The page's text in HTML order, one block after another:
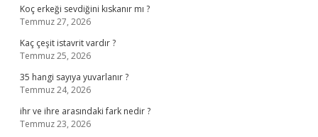
Koç erkeği sevdiğini kıskanır mı ?
Temmuz 27, 2026
Kaç çeşit istavrit vardır ?
Temmuz 25, 2026
35 hangi sayıya yuvarlanır ?
Temmuz 24, 2026
ihr ve ihre arasındaki fark nedir ?
Temmuz 23, 2026